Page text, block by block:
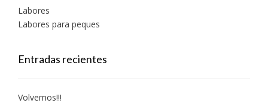
Labores
Labores para peques
Entradas recientes
Volvemos!!!